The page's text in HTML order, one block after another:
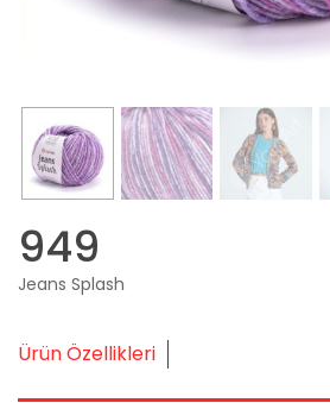
949
Jeans Splash
Ürün Özellikleri